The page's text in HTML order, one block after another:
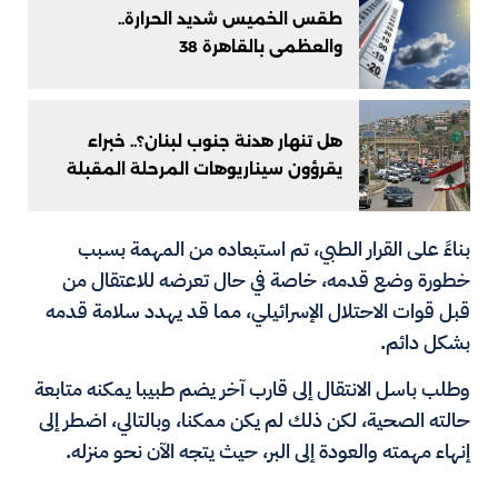
طقس الخميس شديد الحرارة..
والعظمى بالقاهرة 38
هل تنهار هدنة جنوب لبنان؟.. خبراء
يقرؤون سيناريوهات المرحلة المقبلة
بناءً على القرار الطبي، تم استبعاده من المهمة بسبب
خطورة وضع قدمه، خاصة في حال تعرضه للاعتقال من
قبل قوات الاحتلال الإسرائيلي، مما قد يهدد سلامة قدمه
بشكل دائم.
وطلب باسل الانتقال إلى قارب آخر يضم طبيبا يمكنه متابعة
حالته الصحية، لكن ذلك لم يكن ممكنا، وبالتالي، اضطر إلى
إنهاء مهمته والعودة إلى البر، حيث يتجه الآن نحو منزله.